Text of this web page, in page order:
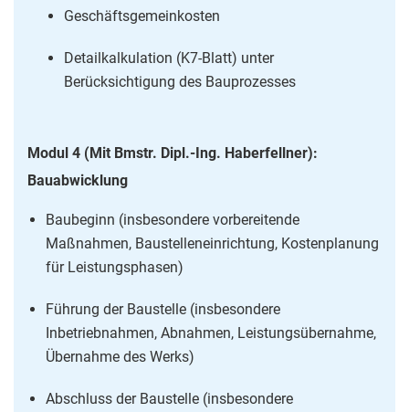
Geschäftsgemeinkosten
Detailkalkulation (K7-Blatt) unter
Berücksichtigung des Bauprozesses
Modul 4 (Mit Bmstr. Dipl.-Ing. Haberfellner):
Bauabwicklung
Baubeginn (insbesondere vorbereitende
Maßnahmen, Baustelleneinrichtung, Kostenplanung
für Leistungsphasen)
Führung der Baustelle (insbesondere
Inbetriebnahmen, Abnahmen, Leistungsübernahme,
Übernahme des Werks)
Abschluss der Baustelle (insbesondere